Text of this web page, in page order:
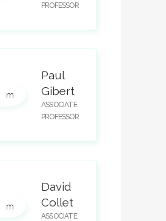
PROFESSOR
Paul
Gibert
ASSOCIATE
PROFESSOR
David
Collet
ASSOCIATE